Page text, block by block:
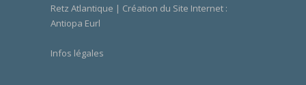
Retz Atlantique | Création du Site Internet :
Antiopa Eurl
Infos légales